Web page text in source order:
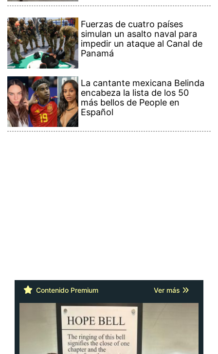
Fuerzas de cuatro países
simulan un asalto naval para
impedir un ataque al Canal de
Panamá
La cantante mexicana Belinda
encabeza la lista de los 50
más bellos de People en
Español
Contenido Premium Ver más